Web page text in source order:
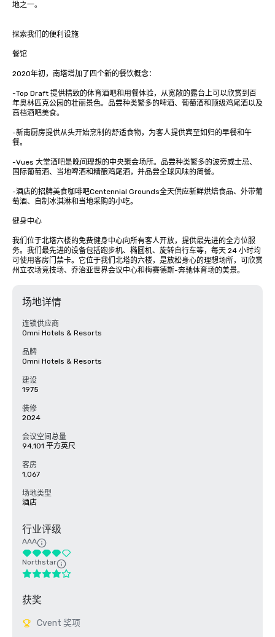
地之一。
探索我们的便利设施
餐馆
2020年初，南塔增加了四个新的餐饮概念：
-Top Draft 提供精致的体育酒吧和用餐体验，从宽敞的露台上可以欣赏到百
年奥林匹克公园的壮丽景色。品尝种类繁多的啤酒、葡萄酒和顶级鸡尾酒以及
高档酒吧美食。
-新南厨房提供从头开始烹制的舒适食物，为客人提供宾至如归的早餐和午
餐。
-Vues 大堂酒吧是晚间理想的中央聚会场所。品尝种类繁多的波旁威士忌、
国际葡萄酒、当地啤酒和精酿鸡尾酒，并品尝全球风味的简餐。
-酒店的招牌美食咖啡吧Centennial Grounds全天供应新鲜烘焙食品、外带葡
萄酒、自制冰淇淋和当地采购的小吃。
健身中心
我们位于北塔六楼的免费健身中心向所有客人开放，提供最先进的全方位服
务。我们最先进的设备包括跑步机、椭圆机、旋转自行车等，每天 24 小时均
可使用客房门禁卡。它位于我们北塔的六楼，是放松身心的理想场所，可欣赏
州立农场竞技场、乔治亚世界会议中心和梅赛德斯-奔驰体育场的美景。
场地详情
连锁供应商
Omni Hotels & Resorts
品牌
Omni Hotels & Resorts
建设
1975
装修
2024
会议空间总量
94,101 平方英尺
客房
1,067
场地类型
酒店
行业评级
AAA
Northstar
获奖
Cvent 奖项